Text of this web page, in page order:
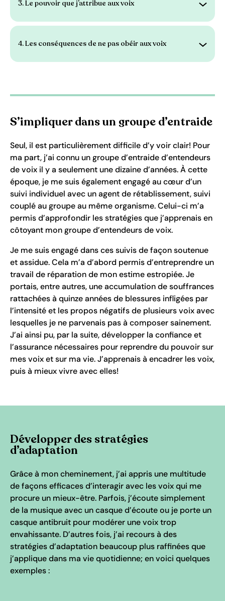
3. Le pouvoir que j’attribue aux voix Ouvrir
4. Les conséquences de ne pas obéir aux voix Ouvrir
S’impliquer dans un groupe d’entraide
Seul, il est particulièrement difficile d’y voir clair! Pour
ma part, j’ai connu un groupe d’entraide d’entendeurs
de voix il y a seulement une dizaine d’années. À cette
époque, je me suis également engagé au cœur d’un
suivi individuel avec un agent de rétablissement, suivi
couplé au groupe au même organisme. Celui-ci m’a
permis d’approfondir les stratégies que j’apprenais en
côtoyant mon groupe d’entendeurs de voix.
Je me suis engagé dans ces suivis de façon soutenue
et assidue. Cela m’a d’abord permis d’entreprendre un
travail de réparation de mon estime estropiée. Je
portais, entre autres, une accumulation de souffrances
rattachées à quinze années de blessures infligées par
l’intensité et les propos négatifs de plusieurs voix avec
lesquelles je ne parvenais pas à composer sainement.
J’ai ainsi pu, par la suite, développer la confiance et
l’assurance nécessaires pour reprendre du pouvoir sur
mes voix et sur ma vie. J’apprenais à encadrer les voix,
puis à mieux vivre avec elles!
Développer des stratégies
d’adaptation
Grâce à mon cheminement, j’ai appris une multitude
de façons efficaces d’interagir avec les voix qui me
procure un mieux-être. Parfois, j’écoute simplement
de la musique avec un casque d’écoute ou je porte un
casque antibruit pour modérer une voix trop
envahissante. D’autres fois, j’ai recours à des
stratégies d’adaptation beaucoup plus raffinées que
j’applique dans ma vie quotidienne; en voici quelques
exemples :